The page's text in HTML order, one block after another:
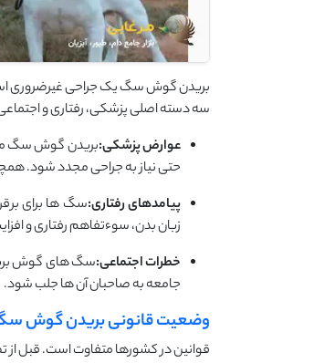
بریدن گوش سگ یک جراحی غیرضروری
سه دسته اصلی پزشکی، رفتاری و
عوارض پزشکی:بریدن گوش سگ می
حتی نیاز به جراحی مجدد شود.
پیامدهای رفتاری:سگ ها برای
زبان بدن، سوءتفاهم رفتاری و
خطرات اجتماعی:سگ های گوش
جامعه به صاحبان آن ها جلب شود.
وضعیت قانونی بریدن گوش
قوانین در کشورها متفاوت است. قبل از